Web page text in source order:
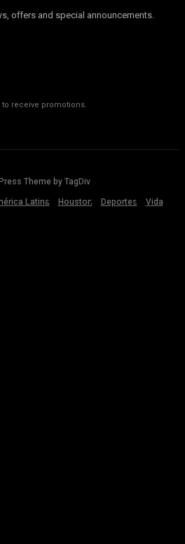
offers and special announcements.
receive promotions.
Theme by TagDiv
Latina Houston Deportes Vida